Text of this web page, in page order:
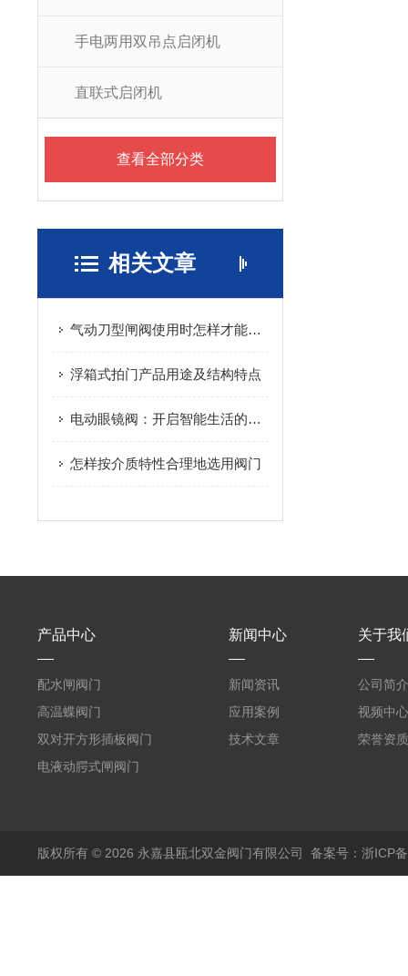
手电两用双吊点启闭机
直联式启闭机
查看全部分类
相关文章
气动刀型闸阀使用时怎样才能延长它的寿命呢
浮箱式拍门产品用途及结构特点
电动眼镜阀：开启智能生活的新篇章
怎样按介质特性合理地选用阀门
产品中心
配水闸阀门
高温蝶阀门
双对开方形插板阀门
电液动腭式闸阀门
新闻中心
新闻资讯
应用案例
技术文章
关于我
公司简介
视频中心
荣誉资质
版权所有 © 2026 永嘉县瓯北双金阀门有限公司 备案号：浙ICP